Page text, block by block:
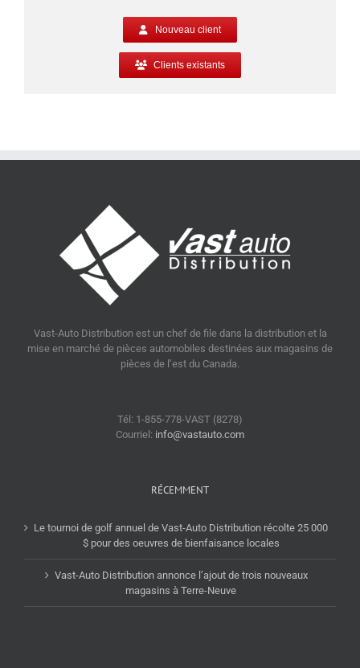
Nouveau client
Clients existants
Vast-Auto Distribution est un chef de file dans la distribution et la
mise en marché de pièces automobiles destinées aux magasins de
pièces de l’est du Canada.
Tél: 1-855-778-VAST (8278)
Courriel: info@vastauto.com
RÉCEMMENT
Le tournoi de golf annuel de Vast-Auto Distribution récolte 25 000
$ pour des oeuvres de bienfaisance locales
Vast-Auto Distribution annonce l’ajout de trois nouveaux
magasins à Terre-Neuve